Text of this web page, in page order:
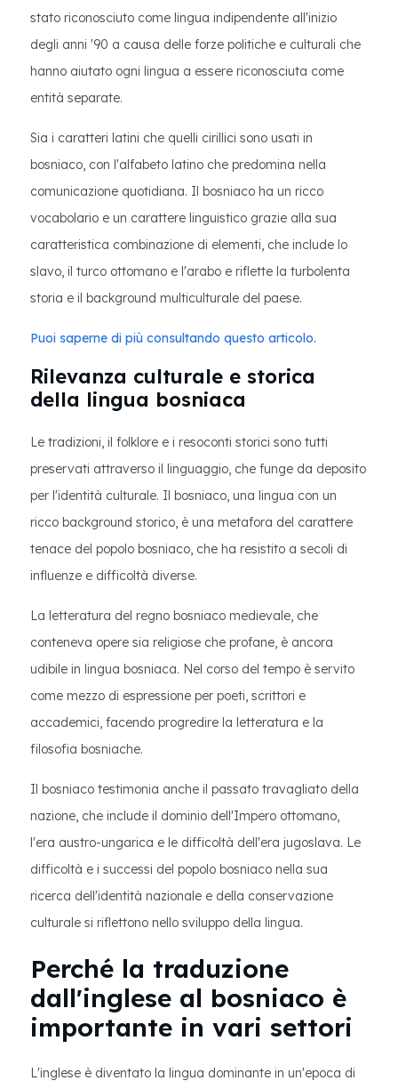
stato riconosciuto come lingua indipendente all'inizio
degli anni '90 a causa delle forze politiche e culturali che
hanno aiutato ogni lingua a essere riconosciuta come
entità separate.
Sia i caratteri latini che quelli cirillici sono usati in
bosniaco, con l'alfabeto latino che predomina nella
comunicazione quotidiana. Il bosniaco ha un ricco
vocabolario e un carattere linguistico grazie alla sua
caratteristica combinazione di elementi, che include lo
slavo, il turco ottomano e l'arabo e riflette la turbolenta
storia e il background multiculturale del paese.
Puoi saperne di più consultando questo articolo.
Rilevanza culturale e storica
della lingua bosniaca
Le tradizioni, il folklore e i resoconti storici sono tutti
preservati attraverso il linguaggio, che funge da deposito
per l'identità culturale. Il bosniaco, una lingua con un
ricco background storico, è una metafora del carattere
tenace del popolo bosniaco, che ha resistito a secoli di
influenze e difficoltà diverse.
La letteratura del regno bosniaco medievale, che
conteneva opere sia religiose che profane, è ancora
udibile in lingua bosniaca. Nel corso del tempo è servito
come mezzo di espressione per poeti, scrittori e
accademici, facendo progredire la letteratura e la
filosofia bosniache.
Il bosniaco testimonia anche il passato travagliato della
nazione, che include il dominio dell'Impero ottomano,
l'era austro-ungarica e le difficoltà dell'era jugoslava. Le
difficoltà e i successi del popolo bosniaco nella sua
ricerca dell'identità nazionale e della conservazione
culturale si riflettono nello sviluppo della lingua.
Perché la traduzione
dall'inglese al bosniaco è
importante in vari settori
L'inglese è diventato la lingua dominante in un'epoca di